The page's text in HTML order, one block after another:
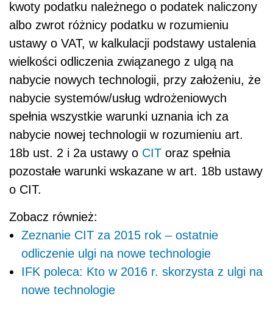
kwoty podatku należnego o podatek naliczony
albo zwrot różnicy podatku w rozumieniu
ustawy o VAT, w kalkulacji podstawy ustalenia
wielkości odliczenia związanego z ulgą na
nabycie nowych technologii, przy założeniu, że
nabycie systemów/usług wdrożeniowych
spełnia wszystkie warunki uznania ich za
nabycie nowej technologii w rozumieniu art.
18b ust. 2 i 2a ustawy o CIT oraz spełnia
pozostałe warunki wskazane w art. 18b ustawy
o CIT.
Zobacz również:
Zeznanie CIT za 2015 rok – ostatnie
odliczenie ulgi na nowe technologie
IFK poleca: Kto w 2016 r. skorzysta z ulgi na
nowe technologie